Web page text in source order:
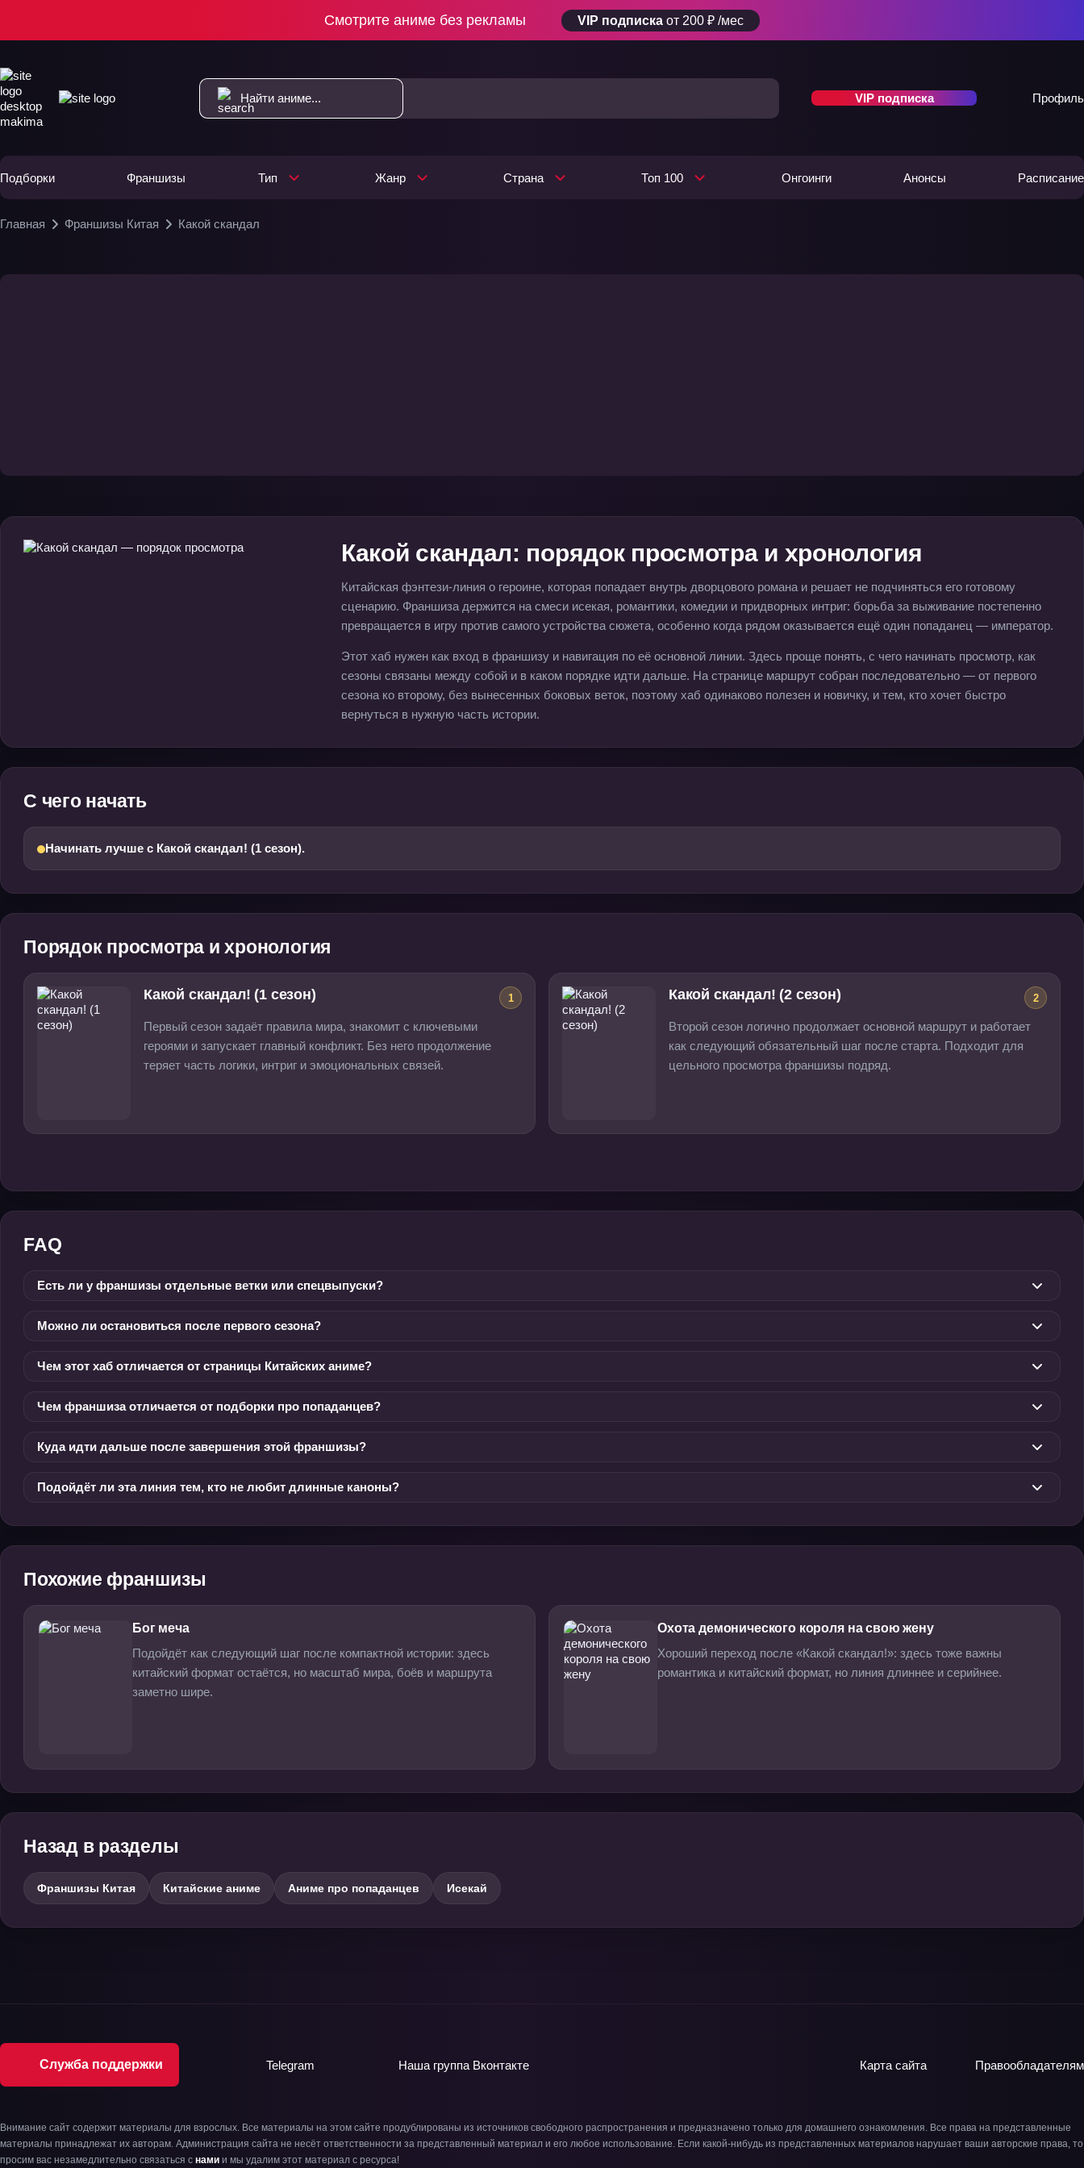
Смотрите аниме без рекламы VIP подписка от 200 ₽ /мес
VIP подписка Профиль
Подборки Франшизы Тип Жанр Страна Топ 100 Онгоинги Анонсы Расписание
Главная Франшизы Китая Какой скандал
Какой скандал: порядок просмотра и хронология
Китайская фэнтези-линия о героине, которая попадает внутрь дворцового романа и решает не подчиняться его готовому
сценарию. Франшиза держится на смеси исекая, романтики, комедии и придворных интриг: борьба за выживание постепенно
превращается в игру против самого устройства сюжета, особенно когда рядом оказывается ещё один попаданец — император.
Этот хаб нужен как вход в франшизу и навигация по её основной линии. Здесь проще понять, с чего начинать просмотр, как
сезоны связаны между собой и в каком порядке идти дальше. На странице маршрут собран последовательно — от первого
сезона ко второму, без вынесенных боковых веток, поэтому хаб одинаково полезен и новичку, и тем, кто хочет быстро
вернуться в нужную часть истории.
С чего начать
Начинать лучше с Какой скандал! (1 сезон).
Порядок просмотра и хронология
Какой скандал! (1 сезон) 1
Первый сезон задаёт правила мира, знакомит с ключевыми
героями и запускает главный конфликт. Без него продолжение
теряет часть логики, интриг и эмоциональных связей.
Какой скандал! (2 сезон) 2
Второй сезон логично продолжает основной маршрут и работает
как следующий обязательный шаг после старта. Подходит для
цельного просмотра франшизы подряд.
FAQ
Есть ли у франшизы отдельные ветки или спецвыпуски?
Можно ли остановиться после первого сезона?
Чем этот хаб отличается от страницы Китайских аниме?
Чем франшиза отличается от подборки про попаданцев?
Куда идти дальше после завершения этой франшизы?
Подойдёт ли эта линия тем, кто не любит длинные каноны?
Похожие франшизы
Бог меча
Подойдёт как следующий шаг после компактной истории: здесь
китайский формат остаётся, но масштаб мира, боёв и маршрута
заметно шире.
Охота демонического короля на свою жену
Хороший переход после «Какой скандал!»: здесь тоже важны
романтика и китайский формат, но линия длиннее и серийнее.
Назад в разделы
Франшизы Китая Китайские аниме Аниме про попаданцев Исекай
Служба поддержки Telegram Наша группа Вконтакте Карта сайта Правообладателям
Внимание сайт содержит материалы для взрослых. Все материалы на этом сайте продублированы из источников свободного распространения и предназначено только для домашнего ознакомления. Все права на представленные
материалы принадлежат их авторам. Администрация сайта не несёт ответственности за представленный материал и его любое использование. Если какой-нибудь из представленных материалов нарушает ваши авторские права, то
просим вас незамедлительно связаться с нами и мы удалим этот материал с ресурса!